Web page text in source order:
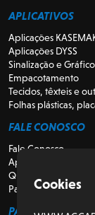
APLICATIVOS
Aplicações
Aplicações DYSS
Sinalização e
Empacotamento
Tecidos, têxteis e
Folhas plásticas,
FALE CONOSCO
Fale Conosco
Apoio
Quem somos
Para Revendedores
PARA CLIENTES
Cookies